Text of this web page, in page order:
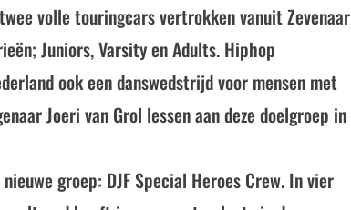
volle touringcars vertrokken vanuit Zevenaar
Juniors, Varsity en Adults. Hiphop
ook een danswedstrijd voor mensen met
Joeri van Grol lessen aan deze doelgroep in
groep: DJF Special Heroes Crew. In vier